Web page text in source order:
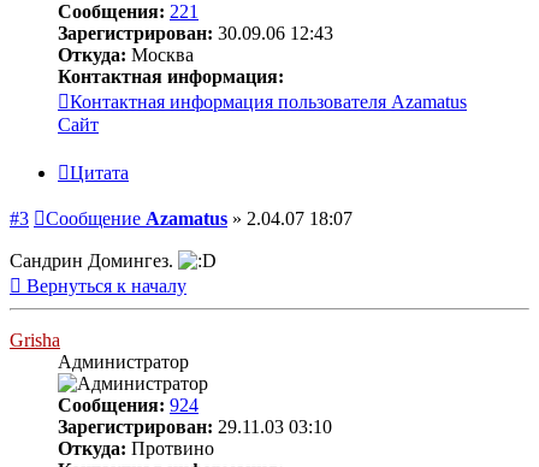
Сообщения: 221
Зарегистрирован: 30.09.06 12:43
Откуда: Москва
Контактная информация:
Контактная информация пользователя Azamatus
Сайт
Цитата
#3 Сообщение Azamatus » 2.04.07 18:07
Сандрин Домингез.
Вернуться к началу
Grisha
Администратор
Сообщения: 924
Зарегистрирован: 29.11.03 03:10
Откуда: Протвино